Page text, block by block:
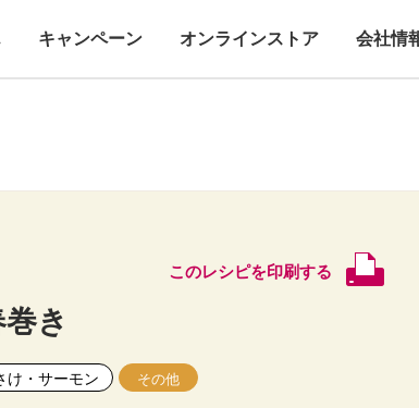
キャンペーン オンラインストア 会社情
このレシピを印刷する
き
け・サーモン その他